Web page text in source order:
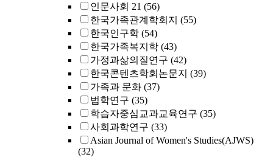
인문사회 21 (56)
한국가족관계학회지 (55)
한국인구학 (54)
한국가족복지학 (43)
가정과삶의질연구 (42)
한국콘텐츠학회논문지 (39)
가족과 문화 (37)
법학연구 (35)
학습자중심교과교육연구 (35)
사회과학연구 (33)
Asian Journal of Women's Studies(AJWS)
(32)